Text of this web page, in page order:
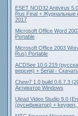
ESET NOD32 Antivirus
Rus Final + Журнальные
2017
Microsoft Office Word
Portable
Microsoft Office 2003
Rus) Portable
ACDSee 10.0.219
версия) + Serial -
Chew7 1.0 build 0.6.7.3
Активатор Windows
Ulead Video Studio 9.0
(русификатор) + keygen,